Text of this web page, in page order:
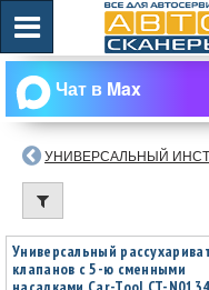
Чат в Max
УНИВЕРСАЛЬНЫЙ
Универсальный
клапанов с 5-ю сменными